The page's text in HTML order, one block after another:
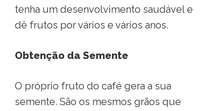
tenha um desenvolvimento saudável e
dê frutos por vários e vários anos.
Obtenção da Semente
O próprio fruto do café gera a sua
semente. São os mesmos grãos que